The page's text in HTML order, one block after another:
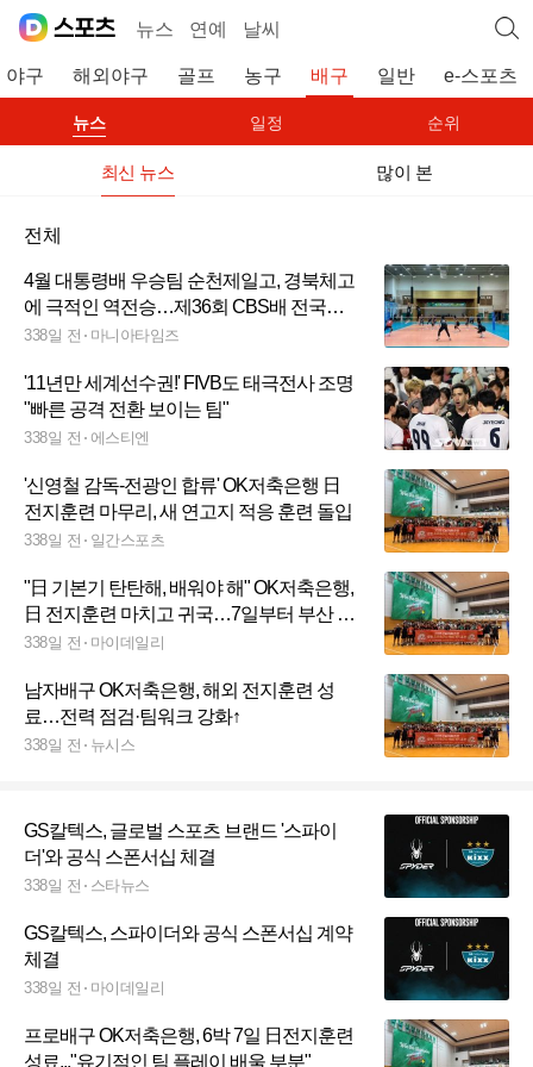
뉴스 연예 날씨
야구 해외야구 골프 농구 배구 일반 e-스포츠
뉴스 일정 순위
최신 뉴스 많이 본
전체
4월 대통령배 우승팀 순천제일고, 경북체고
에 극적인 역전승…제36회 CBS배 전국중
고배구대회 8강 진출
338일 전 마니아타임즈
'11년만 세계선수권!' FIVB도 태극전사 조명
"빠른 공격 전환 보이는 팀"
338일 전 에스티엔
'신영철 감독-전광인 합류' OK저축은행 日
전지훈련 마무리, 새 연고지 적응 훈련 돌입
338일 전 일간스포츠
"日 기본기 탄탄해, 배워야 해" OK저축은행,
日 전지훈련 마치고 귀국…7일부터 부산 홈
구장 적응 훈련 실시
338일 전 마이데일리
남자배구 OK저축은행, 해외 전지훈련 성
료…전력 점검·팀워크 강화↑
338일 전 뉴시스
GS칼텍스, 글로벌 스포츠 브랜드 '스파이
더'와 공식 스폰서십 체결
338일 전 스타뉴스
GS칼텍스, 스파이더와 공식 스폰서십 계약
체결
338일 전 마이데일리
프로배구 OK저축은행, 6박 7일 日전지훈련
성료..."유기적인 팀 플레이 배울 부분"